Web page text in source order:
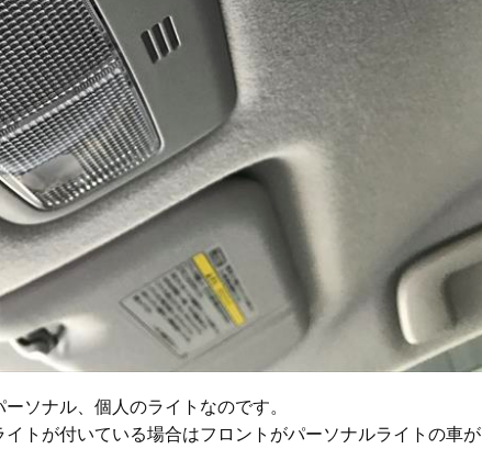
ソナル、個人のライトなのです。
トが付いている場合はフロントがパーソナルライトの車が